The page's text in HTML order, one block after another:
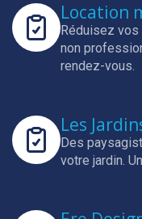
Location
Réduisez vos
non
rendez-vous.
Les
Des
votre jardin.